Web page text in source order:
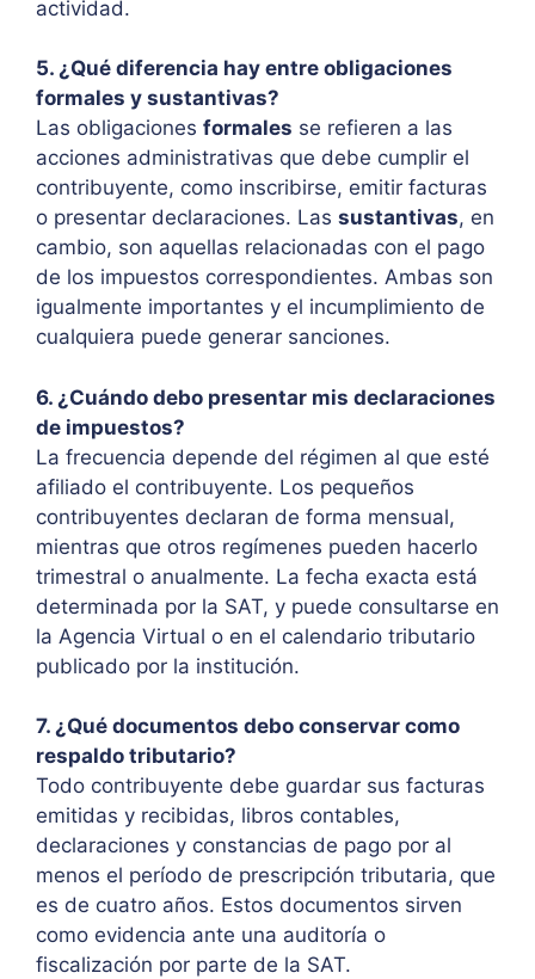
actividad.
5. ¿Qué diferencia hay entre obligaciones
formales y sustantivas?
Las obligaciones formales se refieren a las
acciones administrativas que debe cumplir el
contribuyente, como inscribirse, emitir facturas
o presentar declaraciones. Las sustantivas, en
cambio, son aquellas relacionadas con el pago
de los impuestos correspondientes. Ambas son
igualmente importantes y el incumplimiento de
cualquiera puede generar sanciones.
6. ¿Cuándo debo presentar mis declaraciones
de impuestos?
La frecuencia depende del régimen al que esté
afiliado el contribuyente. Los pequeños
contribuyentes declaran de forma mensual,
mientras que otros regímenes pueden hacerlo
trimestral o anualmente. La fecha exacta está
determinada por la SAT, y puede consultarse en
la Agencia Virtual o en el calendario tributario
publicado por la institución.
7. ¿Qué documentos debo conservar como
respaldo tributario?
Todo contribuyente debe guardar sus facturas
emitidas y recibidas, libros contables,
declaraciones y constancias de pago por al
menos el período de prescripción tributaria, que
es de cuatro años. Estos documentos sirven
como evidencia ante una auditoría o
fiscalización por parte de la SAT.